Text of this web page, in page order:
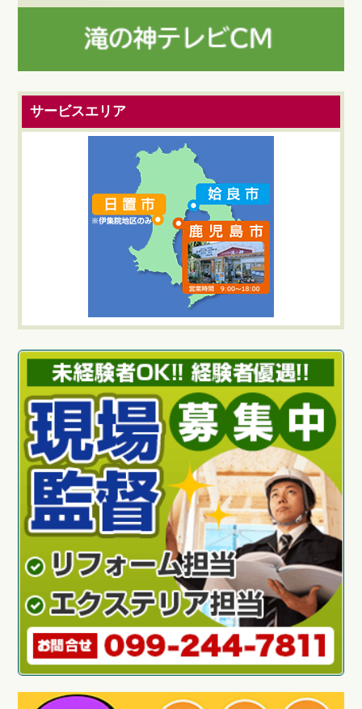
サービスエリア